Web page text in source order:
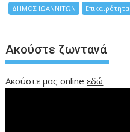
ΔΗΜΟΣ ΙΩΑΝΝΙΤΩΝ Επικαιρότητα
Ακούστε ζωντανά
Ακούστε μας onlineεδώ